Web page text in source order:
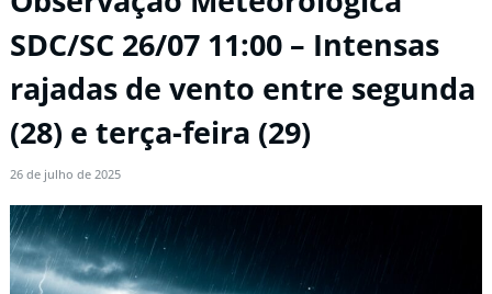
SDC/SC 26/07 11:00 – Intensas
rajadas de vento entre segunda
(28) e terça-feira (29)
26 de julho de 2025